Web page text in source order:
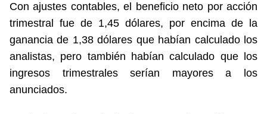
Con ajustes contables, el beneficio neto por acción
trimestral fue de 1,45 dólares, por encima de la
ganancia de 1,38 dólares que habían calculado los
analistas, pero también habían calculado que los
ingresos trimestrales serían mayores a los
anunciados.